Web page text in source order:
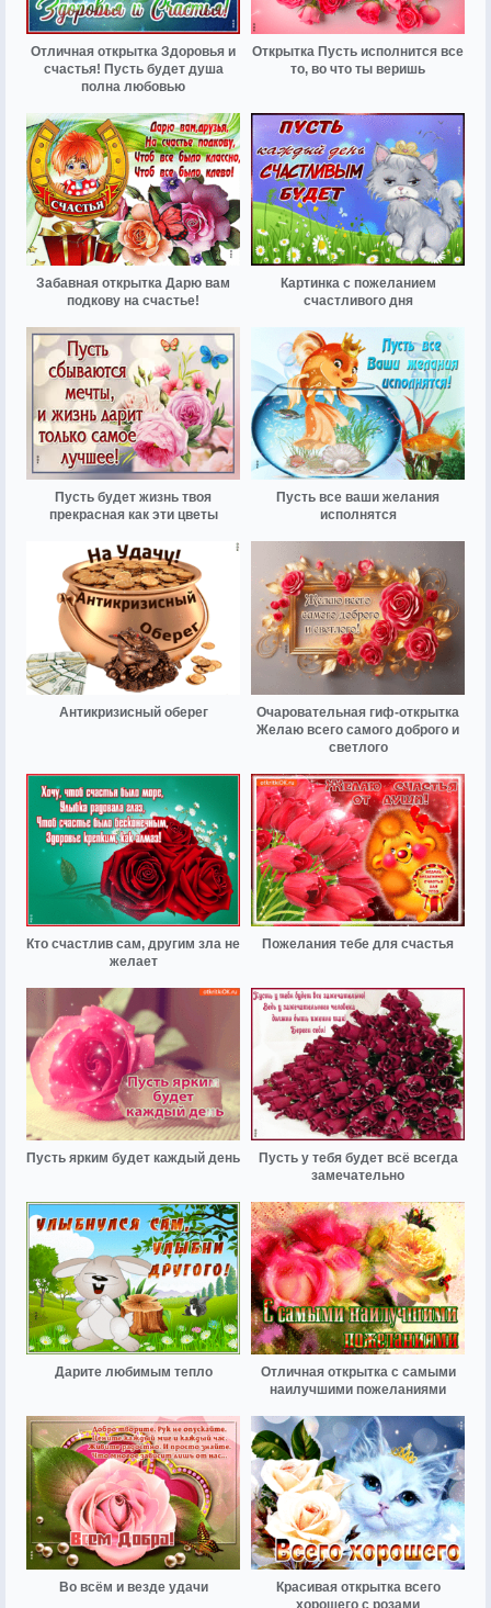
Отличная открытка Здоровья и
счастья! Пусть будет душа
полна любовью
Открытка Пусть исполнится все
то, во что ты веришь
Забавная открытка Дарю вам
подкову на счастье!
Картинка с пожеланием
счастливого дня
Пусть будет жизнь твоя
прекрасная как эти цветы
Пусть все ваши желания
исполнятся
Антикризисный оберег
Очаровательная гиф-открытка
Желаю всего самого доброго и
светлого
Кто счастлив сам, другим зла не
желает
Пожелания тебе для счастья
Пусть ярким будет каждый день
Пусть у тебя будет всё всегда
замечательно
Дарите любимым тепло
Отличная открытка с самыми
наилучшими пожеланиями
Во всём и везде удачи
Красивая открытка всего
хорошего с розами